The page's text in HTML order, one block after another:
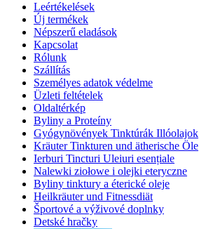
Leértékelések
Új termékek
Népszerű eladások
Kapcsolat
Rólunk
Szállítás
Személyes adatok védelme
Üzleti feltételek
Oldaltérkép
Byliny a Proteíny
Gyógynövények Tinktúrák Illóolajok
Kräuter Tinkturen und ätherische Öle
Ierburi Tincturi Uleiuri esențiale
Nalewki ziołowe i olejki eteryczne
Byliny tinktury a éterické oleje
Heilkräuter und Fitnessdiät
Športové a výživové doplnky
Detské hračky